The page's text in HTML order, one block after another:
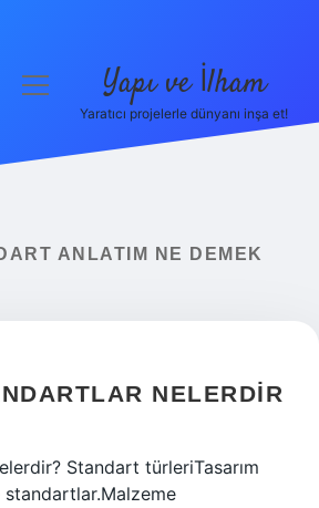
menüyü
Yapı ve İlham
Yaratıcı projelerle dünyanı inşa et!
ANLATIM NE DEMEK
NELERDIR
Standart türleriTasarım